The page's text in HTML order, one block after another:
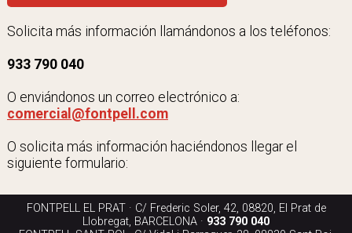
Solicita más información llamándonos a los teléfonos:
933 790 040
O enviándonos un correo electrónico a:
comercial@fontpell.com
O solicita más información haciéndonos llegar el
siguiente formulario:
FONTPELL EL PRAT · C/ Frederic Soler, 42, 08820, El Prat de
Llobregat, BARCELONA · 933 790 040